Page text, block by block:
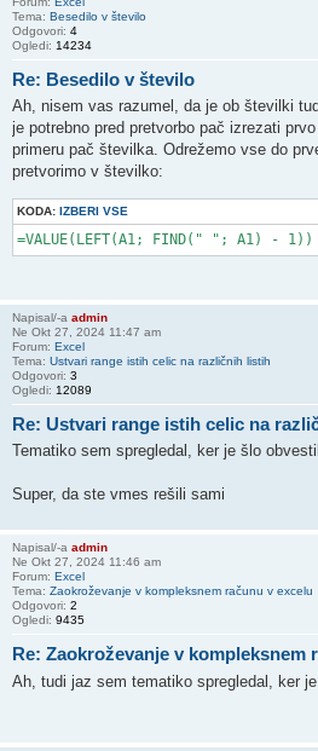
Tema: Besedilo v število
Odgovori: 4
Ogledi: 14234
Re: Besedilo v število
Ah, nisem vas razumel, da je ob številki
je potrebno pred pretvorbo pač izrezati
primeru pač številka. Odrežemo vse do
pretvorimo v številko:
KODA: IZBERI VSE
Napisal/-a admin
Ne Okt 27, 2024 11:47 am
Forum: Excel
Tema: Ustvari range istih celic na različnih listih
Odgovori: 3
Ogledi: 12089
Re: Ustvari range istih celic na
Tematiko sem spregledal, ker je šlo
Super, da ste vmes rešili sami
Napisal/-a admin
Ne Okt 27, 2024 11:46 am
Forum: Excel
Tema: Zaokroževanje v kompleksnem računu v excelu
Odgovori: 2
Ogledi: 9435
Re: Zaokroževanje v kompleksnem
Ah, tudi jaz sem tematiko spregledal, ker